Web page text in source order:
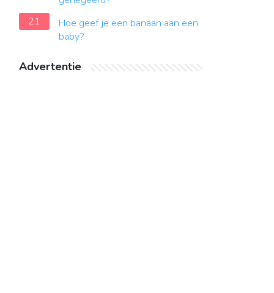
21
Hoe geef je een banaan aan een
baby?
Advertentie